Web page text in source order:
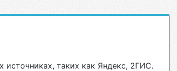
таких как Яндекс, 2ГИС.